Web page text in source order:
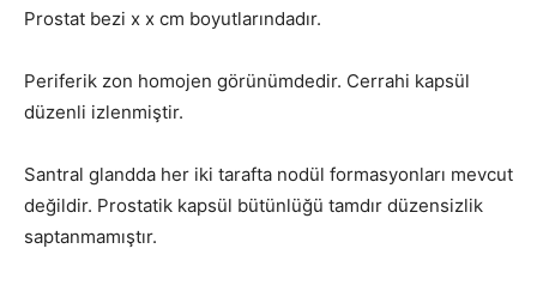
Prostat bezi x x cm boyutlarındadır.
Periferik zon homojen görünümdedir. Cerrahi kapsül
düzenli izlenmiştir.
Santral glandda her iki tarafta nodül formasyonları mevcut
değildir. Prostatik kapsül bütünlüğü tamdır düzensizlik
saptanmamıştır.